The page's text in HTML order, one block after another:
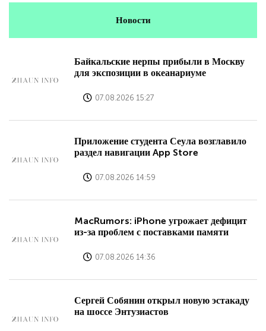
Новости
Байкальские нерпы прибыли в Москву
для экспозиции в океанариуме
07.08.2026 15:27
Приложение студента Сеула возглавило
раздел навигации App Store
07.08.2026 14:59
MacRumors: iPhone угрожает дефицит
из-за проблем с поставками памяти
07.08.2026 14:36
Сергей Собянин открыл новую эстакаду
на шоссе Энтузиастов